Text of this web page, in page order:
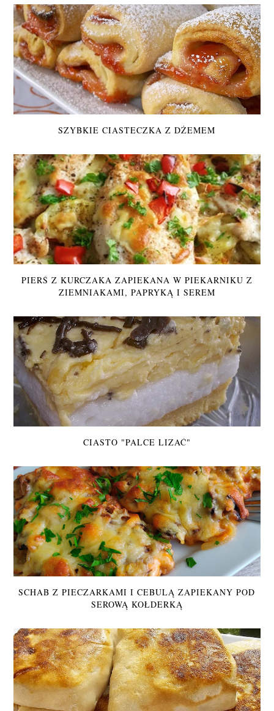
SZYBKIE CIASTECZKA Z DŻEMEM
PIERŚ Z KURCZAKA ZAPIEKANA W PIEKARNIKU Z
ZIEMNIAKAMI, PAPRYKĄ I SEREM
CIASTO "PALCE LIZAĆ"
SCHAB Z PIECZARKAMI I CEBULĄ ZAPIEKANY POD
SEROWĄ KOŁDERKĄ